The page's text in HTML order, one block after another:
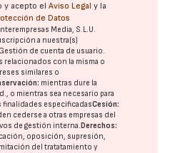
y acepto elAviso Legal y la
de Datos
Interempresas Media, S.L.U.
a nuestra(s)
de cuenta de usuario.
relacionados con la misma o
similares o
mientras dure la
o mientras sea necesario para
finalidades especificadasCesión:
cederse a otras empresas del
de gestión interna. Derechos:
oposición, supresión,
del tratatamiento y